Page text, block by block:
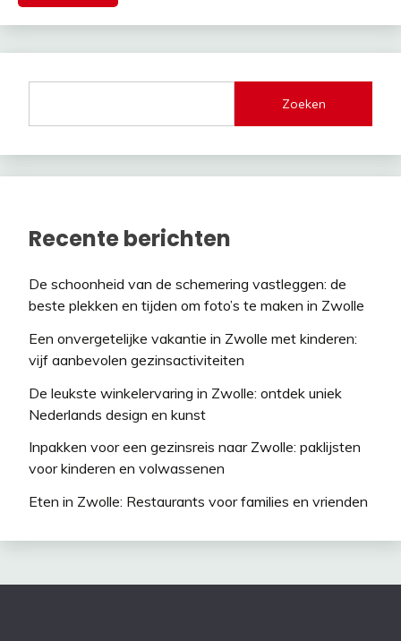
Zoeken
Recente berichten
De schoonheid van de schemering vastleggen: de
beste plekken en tijden om foto’s te maken in Zwolle
Een onvergetelijke vakantie in Zwolle met kinderen:
vijf aanbevolen gezinsactiviteiten
De leukste winkelervaring in Zwolle: ontdek uniek
Nederlands design en kunst
Inpakken voor een gezinsreis naar Zwolle: paklijsten
voor kinderen en volwassenen
Eten in Zwolle: Restaurants voor families en vrienden